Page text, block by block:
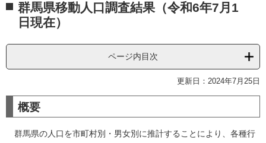
文 群馬県移動人口調査結果（令和6年7月1
日現在）
ページ内目次
更新日：2024年7月25日
概要
群馬県の人口を市町村別・男女別に推計することにより、各種行